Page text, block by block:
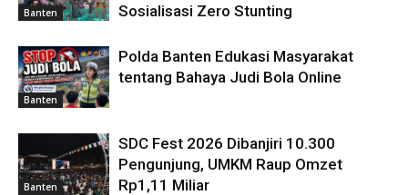
Banten
Sosialisasi Zero Stunting
Banten
Polda Banten Edukasi Masyarakat
tentang Bahaya Judi Bola Online
Banten
SDC Fest 2026 Dibanjiri 10.300
Pengunjung, UMKM Raup Omzet
Rp1,11 Miliar